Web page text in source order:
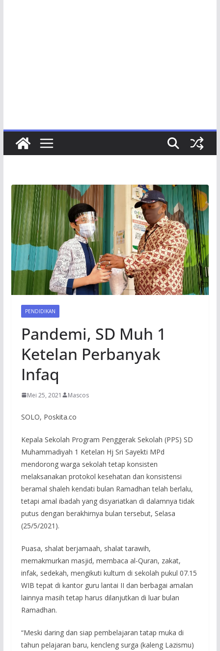
PENDIDIKAN
Pandemi, SD Muh 1
Ketelan Perbanyak
Infaq
Mei 25, 2021 Mascos
SOLO, Poskita.co
Kepala Sekolah Program Penggerak Sekolah (PPS) SD
Muhammadiyah 1 Ketelan Hj Sri Sayekti MPd
mendorong warga sekolah tetap konsisten
melaksanakan protokol kesehatan dan konsistensi
beramal shaleh kendati bulan Ramadhan telah berlalu,
tetapi amal ibadah yang disyariatkan di dalamnya tidak
putus dengan berakhirnya bulan tersebut, Selasa
(25/5/2021).
Puasa, shalat berjamaah, shalat tarawih,
memakmurkan masjid, membaca al-Quran, zakat,
infak, sedekah, mengikuti kultum di sekolah pukul 07.15
WIB tepat di kantor guru lantai II dan berbagai amalan
lainnya masih tetap harus dilanjutkan di luar bulan
Ramadhan.
“Meski daring dan siap pembelajaran tatap muka di
tahun pelajaran baru, kencleng surga (kaleng Lazismu)